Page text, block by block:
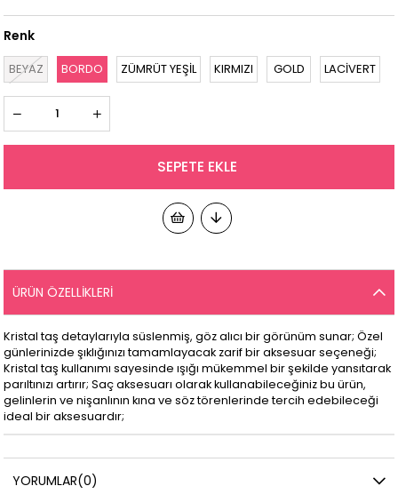
Renk
BEYAZ BORDO ZÜMRÜT YEŞİL KIRMIZI GOLD LACİVERT
ÜRÜN ÖZELLIKLERI
Kristal taş detaylarıyla süslenmiş, göz alıcı bir görünüm sunar; Özel
günlerinizde şıklığınızı tamamlayacak zarif bir aksesuar seçeneği;
Kristal taş kullanımı sayesinde ışığı mükemmel bir şekilde yansıtarak
parıltınızı artırır; Saç aksesuarı olarak kullanabileceğiniz bu ürün,
gelinlerin ve nişanlının kına ve söz törenlerinde tercih edebileceği
ideal bir aksesuardır;
YORUMLAR(0)